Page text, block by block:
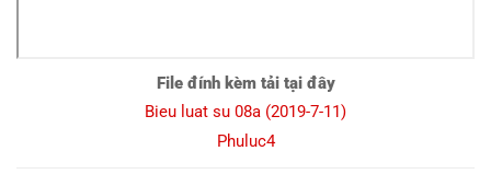
File đính kèm tải tại đây
Bieu luat su 08a (2019-7-11)
Phuluc4